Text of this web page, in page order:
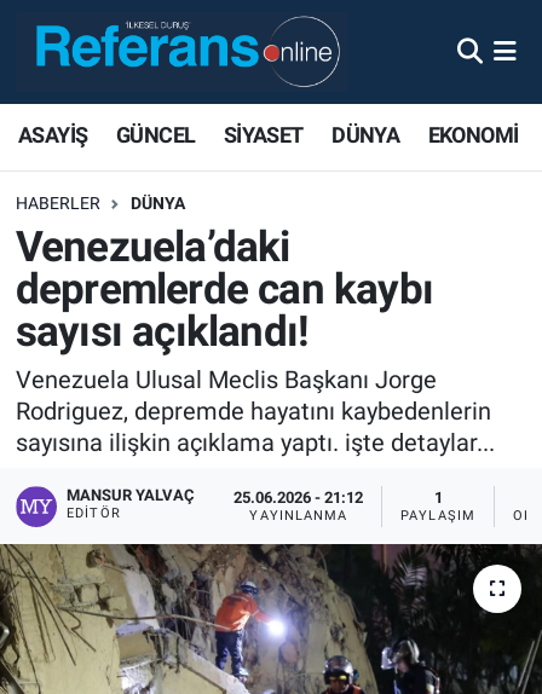
ASAYİŞ GÜNCEL SİYASET DÜNYA EKONOMİ
HABERLER DÜNYA
Venezuela’daki
depremlerde can kaybı
sayısı açıklandı!
Venezuela Ulusal Meclis Başkanı Jorge
Rodriguez, depremde hayatını kaybedenlerin
sayısına ilişkin açıklama yaptı. işte detaylar...
MANSUR YALVAÇ
EDITÖR
25.06.2026 - 21:12
YAYINLANMA
1
PAYLAŞIM